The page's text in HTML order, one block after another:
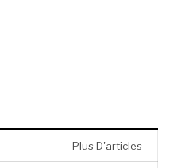
Plus D'articles